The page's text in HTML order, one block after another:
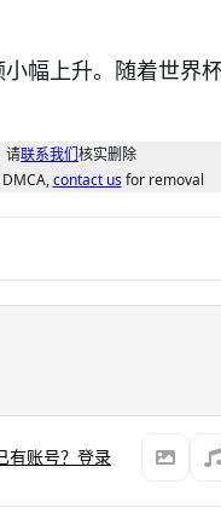
幅上升。随着世界
请联系我们核实删除
contact usfor removal
有账号？登录